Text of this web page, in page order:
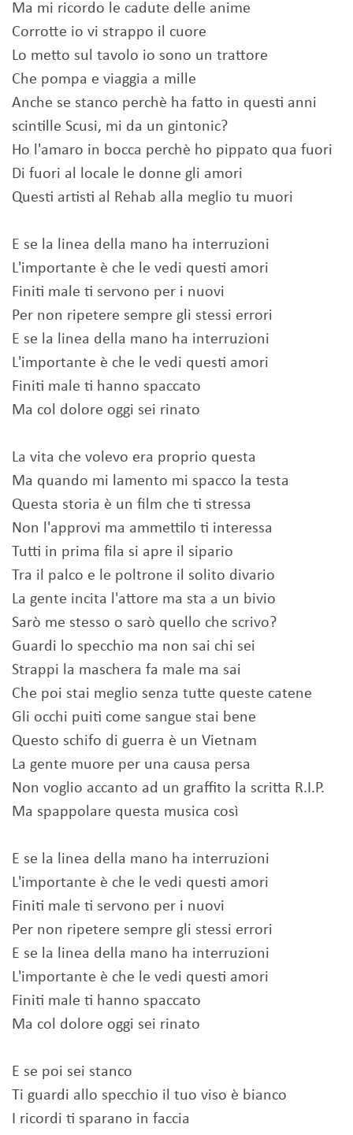
Ma mi ricordo le cadute delle anime
Corrotte io vi strappo il cuore
Lo metto sul tavolo io sono un trattore
Che pompa e viaggia a mille
Anche se stanco perchè ha fatto in questi anni
scintille Scusi, mi da un gintonic?
Ho l'amaro in bocca perchè ho pippato qua fuori
Di fuori al locale le donne gli amori
Questi artisti al Rehab alla meglio tu muori
E se la linea della mano ha interruzioni
L'importante è che le vedi questi amori
Finiti male ti servono per i nuovi
Per non ripetere sempre gli stessi errori
E se la linea della mano ha interruzioni
L'importante è che le vedi questi amori
Finiti male ti hanno spaccato
Ma col dolore oggi sei rinato
La vita che volevo era proprio questa
Ma quando mi lamento mi spacco la testa
Questa storia è un film che ti stressa
Non l'approvi ma ammettilo ti interessa
Tutti in prima fila si apre il sipario
Tra il palco e le poltrone il solito divario
La gente incita l'attore ma sta a un bivio
Sarò me stesso o sarò quello che scrivo?
Guardi lo specchio ma non sai chi sei
Strappi la maschera fa male ma sai
Che poi stai meglio senza tutte queste catene
Gli occhi puiti come sangue stai bene
Questo schifo di guerra è un Vietnam
La gente muore per una causa persa
Non voglio accanto ad un graffito la scritta R.I.P.
Ma spappolare questa musica così
E se la linea della mano ha interruzioni
L'importante è che le vedi questi amori
Finiti male ti servono per i nuovi
Per non ripetere sempre gli stessi errori
E se la linea della mano ha interruzioni
L'importante è che le vedi questi amori
Finiti male ti hanno spaccato
Ma col dolore oggi sei rinato
E se poi sei stanco
Ti guardi allo specchio il tuo viso è bianco
I ricordi ti sparano in faccia